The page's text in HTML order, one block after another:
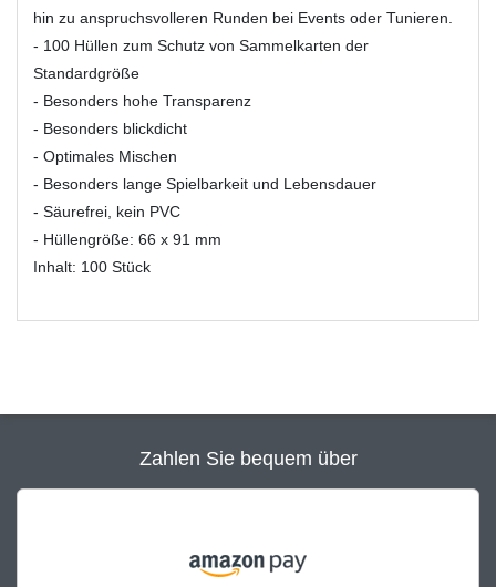
hin zu anspruchsvolleren Runden bei Events oder Tunieren.
- 100 Hüllen zum Schutz von Sammelkarten der
Standardgröße
- Besonders hohe Transparenz
- Besonders blickdicht
- Optimales Mischen
- Besonders lange Spielbarkeit und Lebensdauer
- Säurefrei, kein PVC
- Hüllengröße: 66 x 91 mm
Inhalt: 100 Stück
Zahlen Sie bequem über